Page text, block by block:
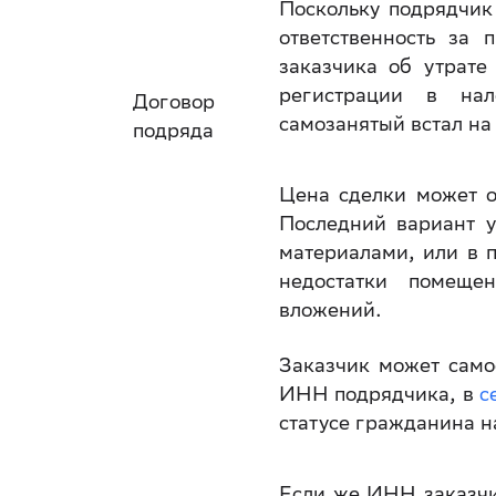
Договор
подряда
Поскольку
ответственность
заказчика об
регистрации в
самозанятый встал на
Цена сделки может
Последний вариант
материалами, или в
недостатки
вложений.
Заказчик может
ИНН подрядчика, в
статусе гражданина